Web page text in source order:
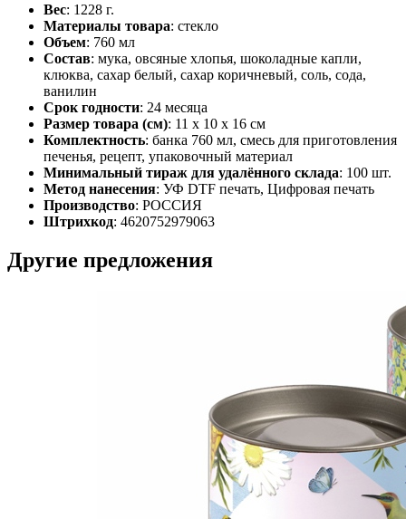
Вес: 1228 г.
Материалы товара: стекло
Объем: 760 мл
Состав: мука, овсяные хлопья, шоколадные капли,
клюква, сахар белый, сахар коричневый, соль, сода,
ванилин
Срок годности: 24 месяца
Размер товара (см): 11 х 10 х 16 см
Комплектность: банка 760 мл, смесь для приготовления
печенья, рецепт, упаковочный материал
Минимальный тираж для удалённого склада: 100 шт.
Метод нанесения: УФ DTF печать, Цифровая печать
Производство: РОССИЯ
Штрихкод: 4620752979063
Другие предложения